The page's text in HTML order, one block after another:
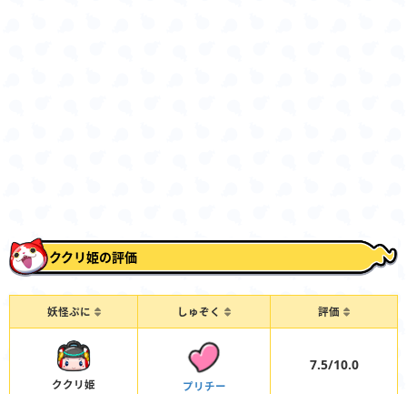
ククリ姫の評価
妖怪ぷに しゅぞく 評価
ククリ姫 プリチー
7.5/10.0